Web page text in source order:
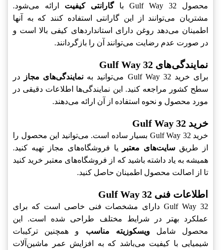
محصول Gulf Way 32 با گارانتی کیفیت ارائه می‌شود.
مشتریان می‌توانند از این گارانتی استفاده کنند که به آنها
اطمینان می‌دهد روغن دارای استانداردهای کیفی بالا است و
در صورت عدم رضایت می‌توانند آن را بازگردانند.
نمایندگی‌های Gulf Way 32
برای خرید Gulf Way 32 می‌توانید به نمایندگی‌های مجاز
در
سطح کشور مراجعه کنید. این نمایندگی‌ها اطلاعات دقیقی در
مورد محصول و نحوه استفاده از آن ارائه می‌دهند.
خرید Gulf Way 32
خرید Gulf Way 32 بسیار ساده است. می‌توانید این محصول را
از طریق سایت‌های معتبر
یا فروشگاه‌های مجاز تهیه کنید.
همیشه به یاد داشته باشید که از فروشگاه‌های معتبر خرید کنید
تا از اصالت محصول اطمینان حاصل کنید.
اطلاعات فنی Gulf Way 32
Gulf Way 32 دارای مشخصات فنی خاصی است که برای
عملکرد بهتر در شرایط مختلف طراحی شده است. این
محصول شاملویسکوزیته مناسب و همچنین ترکیبات
شیمیایی با کیفیت می‌باشد که به افزایش عمر ماشین‌آلات